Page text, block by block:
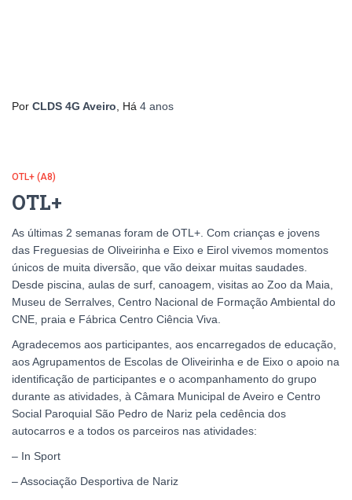
Por CLDS 4G Aveiro , Há 4 anos
OTL+ (A8)
OTL+
As últimas 2 semanas foram de OTL+. Com crianças e jovens
das Freguesias de Oliveirinha e Eixo e Eirol vivemos momentos
únicos de muita diversão, que vão deixar muitas saudades.
Desde piscina, aulas de surf, canoagem, visitas ao Zoo da Maia,
Museu de Serralves, Centro Nacional de Formação Ambiental do
CNE, praia e Fábrica Centro Ciência Viva.
Agradecemos aos participantes, aos encarregados de educação,
aos Agrupamentos de Escolas de Oliveirinha e de Eixo o apoio na
identificação de participantes e o acompanhamento do grupo
durante as atividades, à Câmara Municipal de Aveiro e Centro
Social Paroquial São Pedro de Nariz pela cedência dos
autocarros e a todos os parceiros nas atividades:
– In Sport
– Associação Desportiva de Nariz